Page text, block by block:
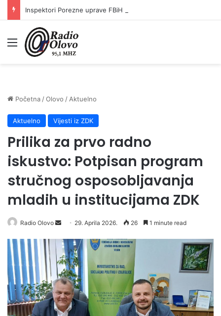
Meni
Početna /Olovo / Aktuelno
Aktuelno Vijesti iz ZDK
Prilika za prvo radno
iskustvo: Potpisan program
stručnog osposobljavanja
mladih u institucijama ZDK
Radio Olovo
n
d
a
n
e
m
29. Aprila 2026. 26 1 minute read